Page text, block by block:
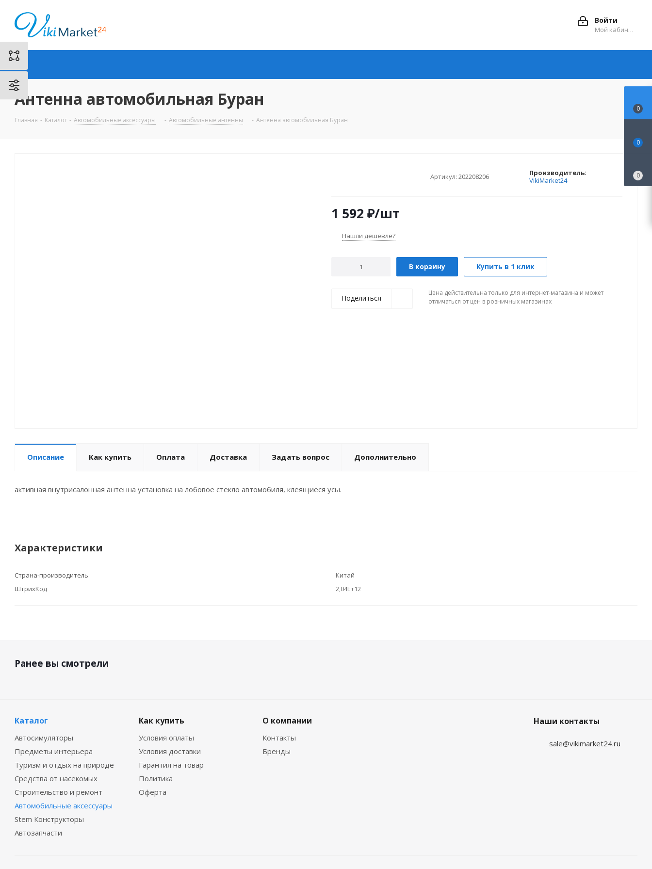
Войти
Мой кабинет
Антенна автомобильная Буран
Главная - Каталог - Автомобильные аксессуары - Автомобильные антенны - Антенна автомобильная Буран
Артикул: 202208206
Производитель:
VikiMarket24
1 592 ₽/шт
Нашли дешевле?
В корзину Купить в 1 клик
Поделиться
Цена действительна только для интернет-магазина и может
отличаться от цен в розничных магазинах
Описание Как купить Оплата Доставка Задать вопрос Дополнительно
активная внутрисалонная антенна установка на лобовое стекло автомобиля, клеящиеся усы.
Характеристики
Страна-производитель
Китай
ШтрихКод
2,04E+12
Ранее вы смотрели
Каталог
Автосимуляторы
Предметы интерьера
Туризм и отдых на природе
Средства от насекомых
Строительство и ремонт
Автомобильные аксессуары
Stem Конструкторы
Автозапчасти
Как купить
Условия оплаты
Условия доставки
Гарантия на товар
Политика
Оферта
О компании
Контакты
Бренды
Наши контакты
sale@vikimarket24.ru
0
0
0